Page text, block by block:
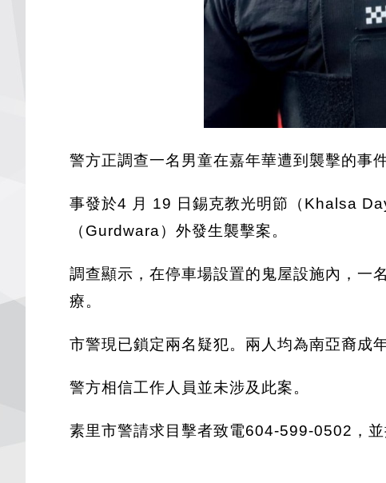
警方正調查一名男童在嘉年華遭到襲擊的事件
事發於4 月 19 日錫克教光明節（Khalsa
（Gurdwara）外發生襲擊案。
調查顯示，在停車場設置的鬼屋設施內，一
療。
市警現已鎖定兩名疑犯。兩人均為南亞裔成
警方相信工作人員並未涉及此案。
素里市警請求目擊者致電604-599-0502，